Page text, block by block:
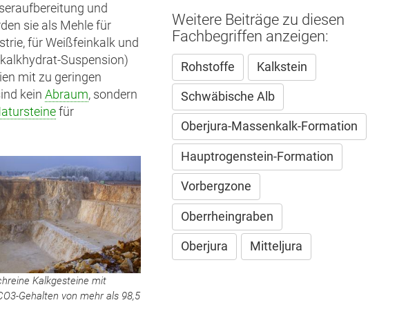
und
sie als Mehle für
für Weißfeinkalk und
Suspension)
mit zu geringen
kein Abraum, sondern
für
Kalkgesteine mit
Gehalten von mehr als 98,5
Weitere Beiträge zu diesen
Fachbegriffen anzeigen:
Rohstoffe Kalkstein
Schwäbische Alb
Oberjura-Massenkalk-Formation
Hauptrogenstein-Formation
Vorbergzone
Oberrheingraben
Oberjura Mitteljura